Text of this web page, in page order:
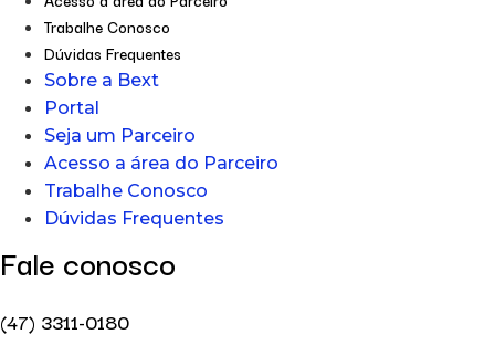
Trabalhe Conosco
Dúvidas Frequentes
Sobre a Bext
Portal
Seja um Parceiro
Acesso a área do Parceiro
Trabalhe Conosco
Dúvidas Frequentes
Fale conosco
(47) 3311-0180